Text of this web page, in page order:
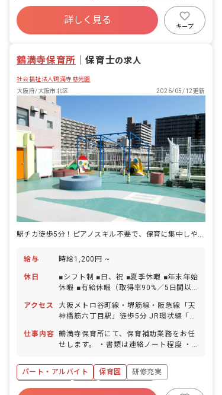
体的にはこんなお仕事です▼▼ ＊食器洗
浄や、盛り付け補助、副菜の調理等の業
務 ＊食育の補助や準備 ＊発注作業のサ
ポートや離乳食の対応（栄養士）
ボーナス・賞与あり
社会保険完備
有給
福利厚生充実
退職金制度
残業少なめ
詳しく見る
キープ
鶴満寺保育所 ｜保育士の求人
社会福祉法人鶴満寺慈光園
大阪府/大阪市北区
2026/05/12更新
給与 時給1,200円 ~
休日
■シフト制 ■日、祝 ■夏季休暇 ■年末年始
休暇 ■有給休暇（取得率90%／5日間以
休制度（取得・復帰率100%） ■介護休
業制度
アクセス
大阪メトロ谷町線・堺筋線・阪急線「天
神橋筋六丁目駅」徒歩5分 JR環状線「天
場有）
仕事内容 鶴満寺保育所にて、保育補助業務をお任
せします。 ・書類は連絡ノート程度 ・
パート・アルバイト
保育園
研修充実
社会保険完備
有給
福利厚生充実